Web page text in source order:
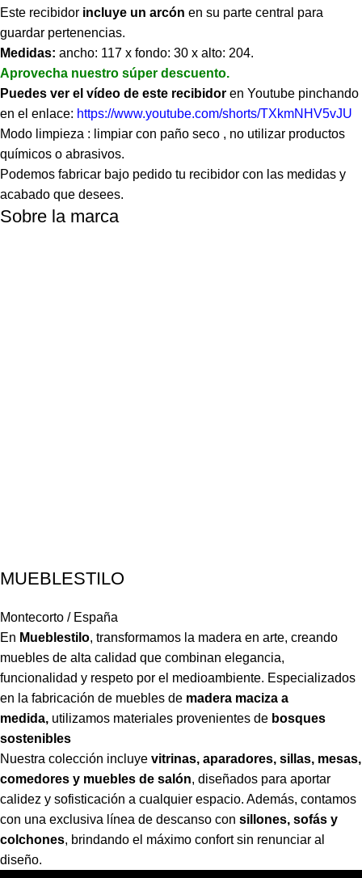
Este recibidor incluye un arcón en su parte central para
guardar pertenencias.
Medidas: ancho: 117 x fondo: 30 x alto: 204.
Aprovecha nuestro súper descuento.
Puedes ver el vídeo de este recibidor en Youtube pinchando
en el enlace: https://www.youtube.com/shorts/TXkmNHV5vJU
Modo limpieza : limpiar con paño seco , no utilizar productos
químicos o abrasivos.
Podemos fabricar bajo pedido tu recibidor con las medidas y
acabado que desees.
Sobre la marca
MUEBLESTILO
Montecorto / España
En Mueblestilo, transformamos la madera en arte, creando
muebles de alta calidad que combinan elegancia,
funcionalidad y respeto por el medioambiente. Especializados
en la fabricación de muebles de madera maciza a
medida, utilizamos materiales provenientes de bosques
sostenibles
Nuestra colección incluye vitrinas, aparadores, sillas, mesas,
comedores y muebles de salón, diseñados para aportar
calidez y sofisticación a cualquier espacio. Además, contamos
con una exclusiva línea de descanso con sillones, sofás y
colchones, brindando el máximo confort sin renunciar al
diseño.